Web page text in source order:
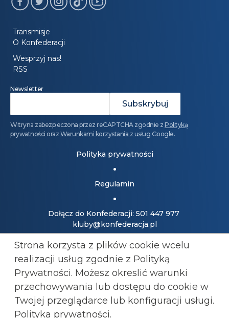
Transmisje
O Konfederacji
Wesprzyj nas!
RSS
Newsletter
Witryna zabezpieczona przez reCAPTCHA zgodnie z Polityką
prywatności oraz Warunkami korzystania z usług Google.
Polityka prywatności
Regulamin
Dołącz do Konfederacji: 501 447 977
kluby@konfederacja.pl
Kontakt dla mediów: 690 868 101
biuro.prasowe@konfederacja.pl
Zobacz uproszczoną wersję strony
Strona korzysta z plików cookie wcelu
realizacji usług zgodnie z Polityką
Prywatności. Możesz okreslić warunki
przechowywania lub dostępu do cookie w
Twojej przeglądarce lub konfiguracji usługi.
Polityka prywatności.